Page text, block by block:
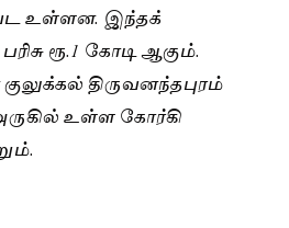
உள்ளன. இந்தக்
ரூ.1 கோடி ஆகும்.
திருவனந்தபுரம்
உள்ள கோர்கி